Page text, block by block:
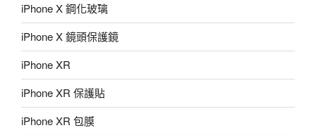
iPhone X 鋼化玻璃
iPhone X 鏡頭保護鏡
iPhone XR
iPhone XR 保護貼
iPhone XR 包膜